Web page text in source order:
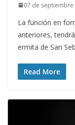
07 de septiembre
La función en
anteriores,
ermita de San
Read More